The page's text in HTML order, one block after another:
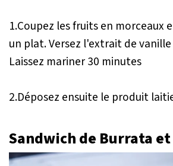
1.Coupez les fruits en morceaux
un plat. Versez l'extrait de
Laissez mariner 30 minutes
2.Déposez ensuite le produit
Sandwich de Burrata